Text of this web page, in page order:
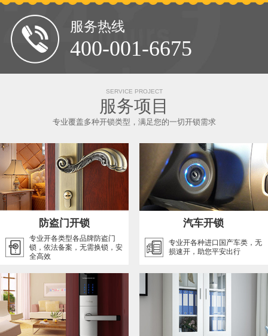
服务热线
400-001-6675
SERVICE PROJECT
服务项目
专业覆盖多种开锁类型，满足您的一切开锁需求
防盗门开锁
专业开各类型各品牌防盗门
锁，依法备案，无需换锁，安
全高效
汽车开锁
专业开各种进口国产车类，无
损速开，助您平安出行